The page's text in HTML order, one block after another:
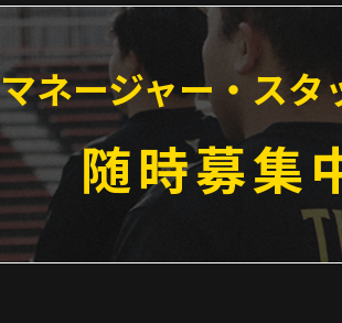
マネージャー・スタ
随時募集